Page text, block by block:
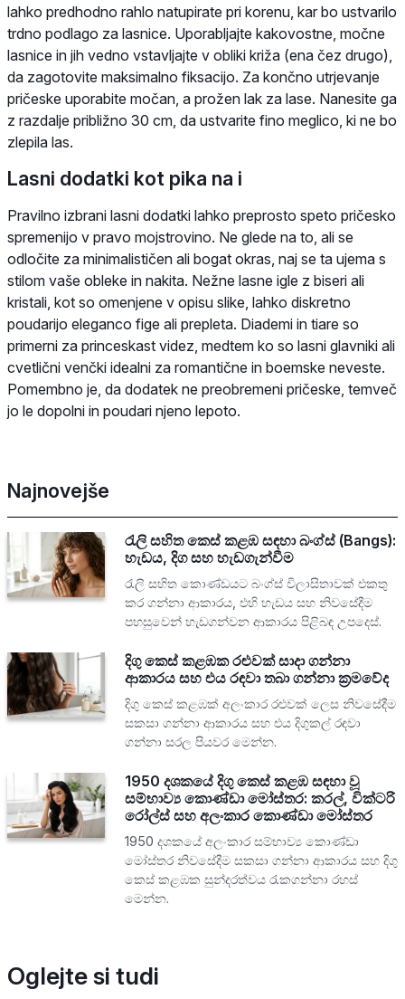
lahko predhodno rahlo natupirate pri korenu, kar bo ustvarilo
trdno podlago za lasnice. Uporabljajte kakovostne, močne
lasnice in jih vedno vstavljajte v obliki križa (ena čez drugo),
da zagotovite maksimalno fiksacijo. Za končno utrjevanje
pričeske uporabite močan, a prožen lak za lase. Nanesite ga
z razdalje približno 30 cm, da ustvarite fino meglico, ki ne bo
zlepila las.
Lasni dodatki kot pika na i
Pravilno izbrani lasni dodatki lahko preprosto speto pričesko
spremenijo v pravo mojstrovino. Ne glede na to, ali se
odločite za minimalističen ali bogat okras, naj se ta ujema s
stilom vaše obleke in nakita. Nežne lasne igle z biseri ali
kristali, kot so omenjene v opisu slike, lahko diskretno
poudarijo eleganco fige ali prepleta. Diademi in tiare so
primerni za princeskast videz, medtem ko so lasni glavniki ali
cvetlični venčki idealni za romantične in boemske neveste.
Pomembno je, da dodatek ne preobremeni pričeske, temveč
jo le dopolni in poudari njeno lepoto.
Najnovejše
රැලි සහිත කෙස් කළඹ සඳහා බංග්ස් (Bangs):
හැඩය, දිග සහ හැඩගැන්වීම
රැලි සහිත කොණ්ඩයට බංග්ස් විලාසිතාවක් එකතු
කර ගන්නා ආකාරය, එහි හැඩය සහ නිවසේදීම
පහසුවෙන් හැඩගන්වන ආකාරය පිළිබඳ උපදෙස්.
දිගු කෙස් කළඹක රළුවක් සාදා ගන්නා
ආකාරය සහ එය රඳවා තබා ගන්නා ක්‍රමවේද
දිගු කෙස් කළඹක් අලංකාර රළුවක් ලෙස නිවසේදීම
සකසා ගන්නා ආකාරය සහ එය දිගුකල් රඳවා
ගන්නා සරල පියවර මෙන්න.
1950 දශකයේ දිගු කෙස් කළඹ සඳහා වූ
සම්භාව්‍ය කොණ්ඩා මෝස්තර: කරල්, වික්ටරි
රෝල්ස් සහ අලංකාර කොණ්ඩා මෝස්තර
1950 දශකයේ අලංකාර සම්භාව්‍ය කොණ්ඩා
මෝස්තර නිවසේදීම සකසා ගන්නා ආකාරය සහ දිගු
කෙස් කළඹක සුන්දරත්වය රැකගන්නා රහස්
මෙන්න.
Oglejte si tudi